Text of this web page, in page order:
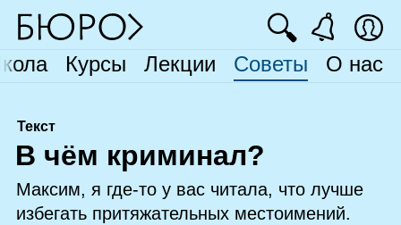
Курсы Лекции Советы О нас
🔍
Текст
В чём криминал?
Максим, я где‑то у вас читала, что лучше
избегать притяжательных местоимений.